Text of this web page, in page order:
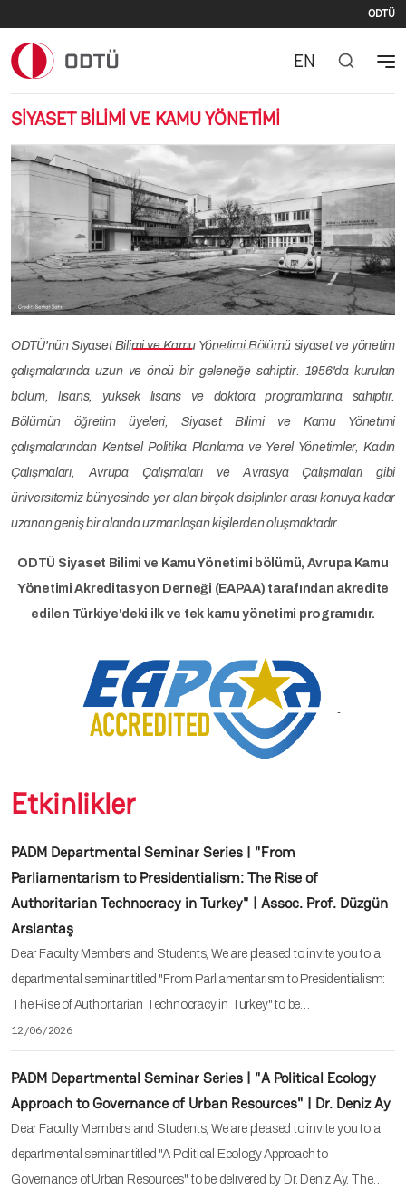
ODTÜ
SİYASET BİLİMİ VE KAMU YÖNETİMİ
EN
Previous
ODTÜ'nün Siyaset Bilimi ve Kamu Yönetimi Bölümü siyaset ve yönetim
çalışmalarında uzun ve öncü bir geleneğe sahiptir. 1956'da kurulan
bölüm, lisans, yüksek lisans ve doktora programlarına sahiptir.
Bölümün öğretim üyeleri, Siyaset Bilimi ve Kamu Yönetimi
çalışmalarından Kentsel Politika Planlama ve Yerel Yönetimler, Kadın
Çalışmaları, Avrupa Çalışmaları ve Avrasya Çalışmaları gibi
üniversitemiz bünyesinde yer alan birçok disiplinler arası konuya kadar
uzanan geniş bir alanda uzmanlaşan kişilerden oluşmaktadır.
ODTÜ Siyaset Bilimi ve Kamu Yönetimi bölümü, Avrupa Kamu
Yönetimi Akreditasyon Derneği (EAPAA) tarafından akredite
edilen Türkiye'deki ilk ve tek kamu yönetimi programıdır.
Etkinlikler
PADM Departmental Seminar Series | "From
Parliamentarism to Presidentialism: The Rise of
Authoritarian Technocracy in Turkey" | Assoc. Prof. Düzgün
Arslantaş
Dear Faculty Members and Students, We are pleased to invite you to a
departmental seminar titled "From Parliamentarism to Presidentialism:
The Rise of Authoritarian Technocracy in Turkey" to be…
12/06/2026
PADM Departmental Seminar Series | "A Political Ecology
Approach to Governance of Urban Resources" | Dr. Deniz Ay
Dear Faculty Members and Students, We are pleased to invite you to a
departmental seminar titled "A Political Ecology Approach to
Governance of Urban Resources" to be delivered by Dr. Deniz Ay. The…